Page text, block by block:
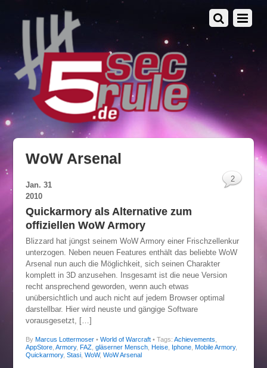
WoW Arsenal
Jan. 31
2010
Quickarmory als Alternative zum
offiziellen WoW Armory
Blizzard hat jüngst seinem WoW Armory einer Frischzellenkur
unterzogen. Neben neuen Features enthält das beliebte WoW
Arsenal nun auch die Möglichkeit, sich seinen Charakter
komplett in 3D anzusehen. Insgesamt ist die neue Version
recht ansprechend geworden, wenn auch etwas
unübersichtlich und auch nicht auf jedem Browser optimal
darstellbar. Hier wird neuste und gängige Software
vorausgesetzt, […]
By Marcus Lottermoser• World of Warcraft
2
• Tags: Achievements
AppStore, Armory, FAZ, gläserner Mensch, Heise, Iphone, Mobile Armory,
Quickarmory, Stasi, WoW, WoW Arsenal